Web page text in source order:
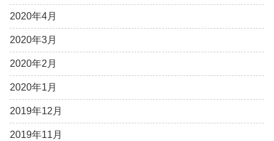
2020年4月
2020年3月
2020年2月
2020年1月
2019年12月
2019年11月